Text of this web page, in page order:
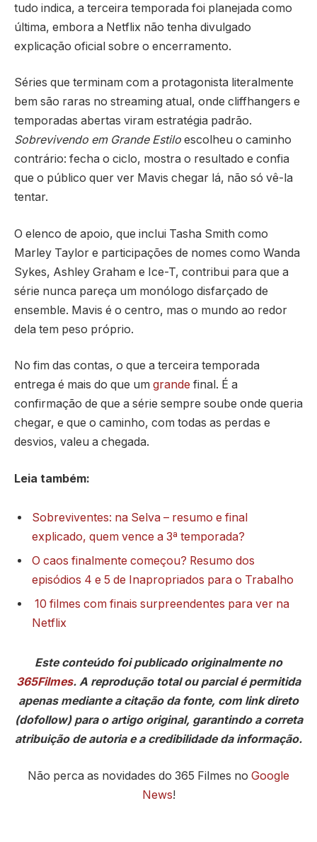
tudo indica, a terceira temporada foi planejada como
última, embora a Netflix não tenha divulgado
explicação oficial sobre o encerramento.
Séries que terminam com a protagonista literalmente
bem são raras no streaming atual, onde cliffhangers e
temporadas abertas viram estratégia padrão.
Sobrevivendo em Grande Estilo escolheu o caminho
contrário: fecha o ciclo, mostra o resultado e confia
que o público quer ver Mavis chegar lá, não só vê-la
tentar.
O elenco de apoio, que inclui Tasha Smith como
Marley Taylor e participações de nomes como Wanda
Sykes, Ashley Graham e Ice-T, contribui para que a
série nunca pareça um monólogo disfarçado de
ensemble. Mavis é o centro, mas o mundo ao redor
dela tem peso próprio.
No fim das contas, o que a terceira temporada
entrega é mais do que um grande final. É a
confirmação de que a série sempre soube onde queria
chegar, e que o caminho, com todas as perdas e
desvios, valeu a chegada.
Leia também:
Sobreviventes: na Selva – resumo e final
explicado, quem vence a 3ª temporada?
O caos finalmente começou? Resumo dos
episódios 4 e 5 de Inapropriados para o Trabalho
10 filmes com finais surpreendentes para ver na
Netflix
Este conteúdo foi publicado originalmente no
365Filmes. A reprodução total ou parcial é permitida
apenas mediante a citação da fonte, com link direto
(dofollow) para o artigo original, garantindo a correta
atribuição de autoria e a credibilidade da informação.
Não perca as novidades do 365 Filmes no Google
News!